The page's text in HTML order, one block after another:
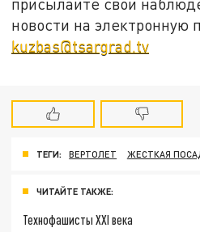
новости на электронную
kuzbas@tsargrad.tv
ТЕГИ: ВЕРТОЛЕТ ЖЕСТКАЯ
ЧИТАЙТЕ ТАКЖЕ:
Технофашисты XXI века